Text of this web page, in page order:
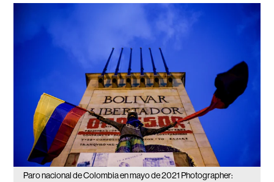
Paro nacional de Colombia en mayo de 2021 Photographer: